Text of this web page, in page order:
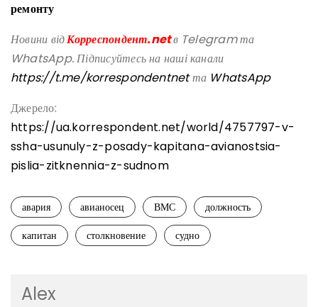
ремонту
Новини відКорреспондент.netв Telegram та
WhatsApp. Підписуйтесь на наші канали
https://t.me/korrespondentnetта WhatsApp
Джерело:
https://ua.korrespondent.net/world/4757797-v-
ssha-usunuly-z-posady-kapitana-avianostsia-
pislia-zitknennia-z-sudnom
авария авианосец ВМС
должность
капитан
столкновение судно
Alex